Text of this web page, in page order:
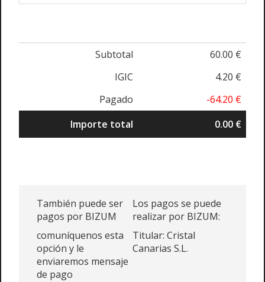
Subtotal
60.00 €
IGIC
4.20 €
Pagado
-64.20 €
Importe total
0.00 €
También puede ser
pagos por BIZUM
comuníquenos esta
opción y le
enviaremos mensaje
de pago
Los pagos se puede
realizar por BIZUM:
Titular: Cristal
Canarias S.L.